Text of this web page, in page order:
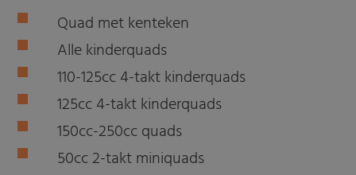
Quad met kenteken
Alle kinderquads
110-125cc 4-takt kinderquads
125cc 4-takt kinderquads
150cc-250cc quads
50cc 2-takt miniquads